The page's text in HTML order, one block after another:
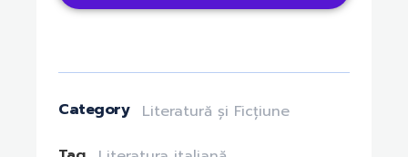
Category
Literatură și Ficțiune